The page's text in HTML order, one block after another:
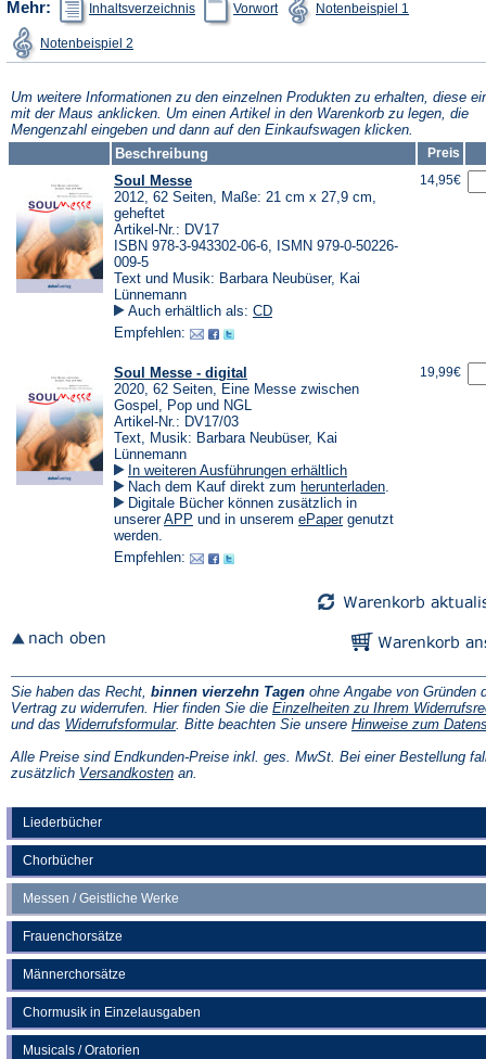
Liederbücher
Chorbücher
Messen / Geistliche Werke
Frauenchorsätze
Männerchorsätze
Chormusik in Einzelausgaben
Musicals / Oratorien
Tab)
Mehr: Inhaltsverzeichnisin
einem
Tab)
Vorwortin
einem
Tab)
Notenbeispiel 1in
Tab)
Notenbeispiel 2in
einem
Tab)
Um weitere Informationen zu den einzelnen Produkten zu erhalten, diese
mit der Maus anklicken. Um einen Artikel in den Warenkorb zu legen, die
Mengenzahl eingeben und dann auf den Einkaufswagen klicken.
Beschreibung
Preis
Soul Messe
2012, 62 Seiten, Maße: 21 cm x 27,9 cm,
geheftet
Artikel-Nr.: DV17
ISBN 978-3-943302-06-6, ISMN 979-0-50226-
009-5
Text und Musik: Barbara Neubüser, Kai
Lünnemann
Auch erhältlich als: CD
Empfehlen:
14,95€
Soul Messe - digital
2020, 62 Seiten, Eine Messe zwischen
Gospel, Pop und NGL
Artikel-Nr.: DV17/03
Text, Musik: Barbara Neubüser, Kai
Lünnemann
In weiteren Ausführungen erhältlich
Nach dem Kauf direkt zum herunterladen(Öffnet
einem
.
Digitale Bücher können zusätzlich in
unsererAPP (Öffnet
neuen
und in unserem ePaper(Öffnet
genutzt
werden.
Empfehlen:
19,99€
Sie haben das Recht, binnen vierzehn Tagen ohne Angabe von Gründen
Vertrag zu widerrufen. Hier finden Sie die Einzelheiten zu Ihrem
und das Widerrufsformular(Öffnet
einem
neuen
. Bitte beachten Sie unsere Hinweise zum
Alle Preise sind Endkunden-Preise inkl. ges. MwSt. Bei einer Bestellung
zusätzlich Versandkosten(Öffnet
an.